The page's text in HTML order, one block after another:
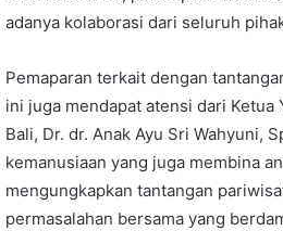
adanya kolaborasi dari seluruh
Pemaparan terkait dengan
ini juga mendapat atensi dari Ketua
Bali, Dr. dr. Anak Ayu Sri Wahyuni,
kemanusiaan yang juga membina
mengungkapkan tantangan
permasalahan bersama yang